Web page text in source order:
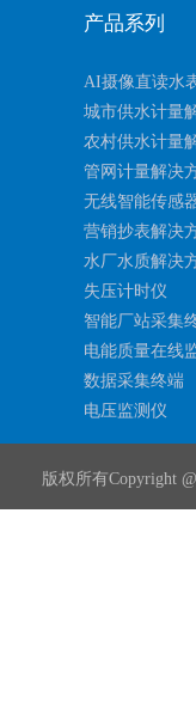
产品系列
AI摄像直读水
城市供水计量
农村供水计量
管网计量解决
无线智能传感
营销抄表解决
水厂水质解决
失压计时仪
智能厂站采集
电能质量在线
数据采集终端
电压监测仪
版权所有Copyright